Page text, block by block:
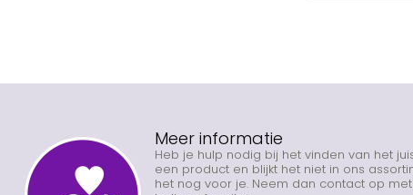
Meer informatie
Heb je hulp nodig bij het vinden van het
een product en blijkt het niet in ons
het nog voor je. Neem dan contact op